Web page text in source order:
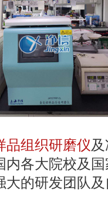
品组织研磨仪
内各大院校及
大的研发团队